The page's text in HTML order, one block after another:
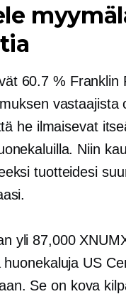
60.7 % Franklin
vastaajista
he ilmaisevat
Niin
tuotteidesi
yli 87,000
​​huonekaluja US
Se on kova